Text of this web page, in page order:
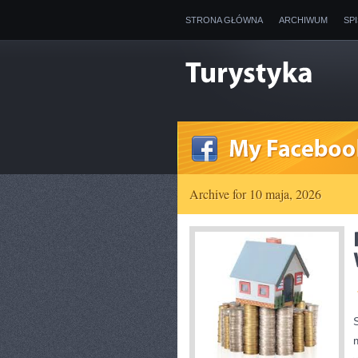
STRONA GŁÓWNA ARCHIWUM
Archive for 10 maja, 2026